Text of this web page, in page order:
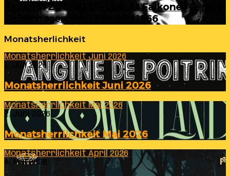
ELLA FITZGERALD – Live At Falkoner Centre
Copenhagen 6th February 1966
Monatsherlichkeit
Monatsherrlichkeit Juni 2026
1. Juli 2026
Monatsherrlichkeit Juni 2026
Monatsherrlichkeit Mai 2026
2. Juni 2026
Monatsherrlichkeit Mai 2026
Monatsherrlichkeit April 2026
4. Mai 2026